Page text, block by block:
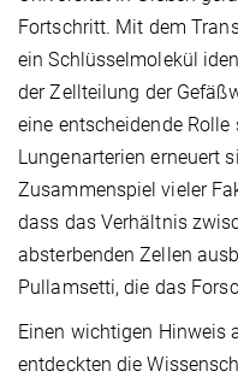
Fortschritt. Mit dem
ein Schlüsselmolekül
der Zellteilung der
eine entscheidende Rolle
Lungenarterien erneuert
Zusammenspiel vieler
dass das Verhältnis
absterbenden Zellen
Pullamsetti, die das
Einen wichtigen Hinweis
entdeckten die